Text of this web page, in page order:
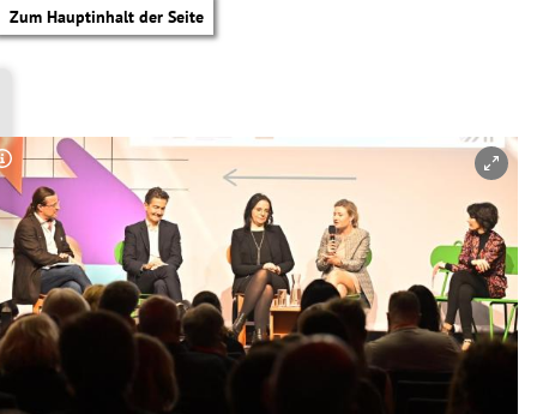
Zum Hauptinhalt der Seite
Copyright-Hinweis öffnen/schließen